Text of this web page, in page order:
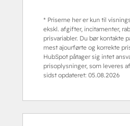
* Priserne her er kun til
ekskl. afgifter, incitamenter,
prisvariabler. Du bør kontakte
mest ajourførte og korrekte
HubSpot påtager sig intet
prisoplysninger, som leveres
sidst opdateret: 05.08.2026